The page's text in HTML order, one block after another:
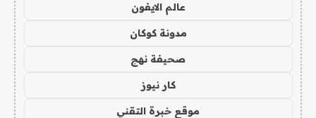
عالم الايفون
مدونة كوكان
صحيفة نهج
كار نيوز
موقع خبرة التقني